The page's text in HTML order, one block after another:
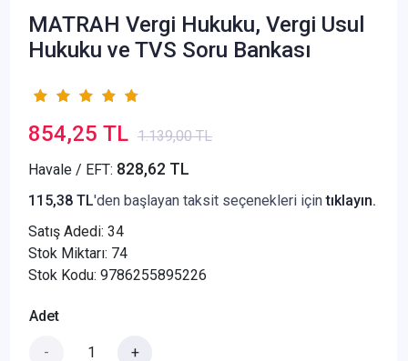
MATRAH Vergi Hukuku, Vergi Usul
Hukuku ve TVS Soru Bankası
854,25 TL 1.139,00 TL
Havale / EFT: 828,62 TL
115,38 TL'den başlayan taksit seçenekleri içintıklayın.
Satış Adedi: 34
Stok Miktarı: 74
Stok Kodu: 9786255895226
Adet
- +